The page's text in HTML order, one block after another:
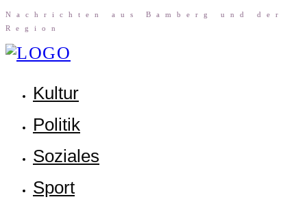
Nach­rich­ten aus Bam­berg und der
Region
Kul­tur
Poli­tik
Sozia­les
Sport